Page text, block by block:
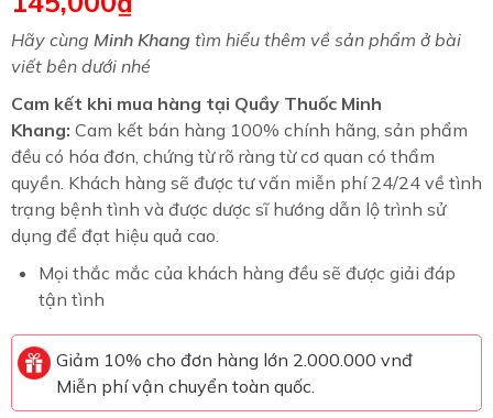
Hãy cùng Minh Khang tìm hiểu thêm về sản phẩm ở bài
viết bên dưới nhé
Cam kết khi mua hàng tại Quầy Thuốc Minh
Khang: Cam kết bán hàng 100% chính hãng, sản phẩm
đều có hóa đơn, chứng từ rõ ràng từ cơ quan có thẩm
quyền. Khách hàng sẽ được tư vấn miễn phí 24/24 về tình
trạng bệnh tình và được dược sĩ hướng dẫn lộ trình sử
dụng để đạt hiệu quả cao.
Mọi thắc mắc của khách hàng đều sẽ được giải đáp
tận tình
Giảm 10% cho đơn hàng lớn 2.000.000 vnđ
Miễn phí vận chuyển toàn quốc.